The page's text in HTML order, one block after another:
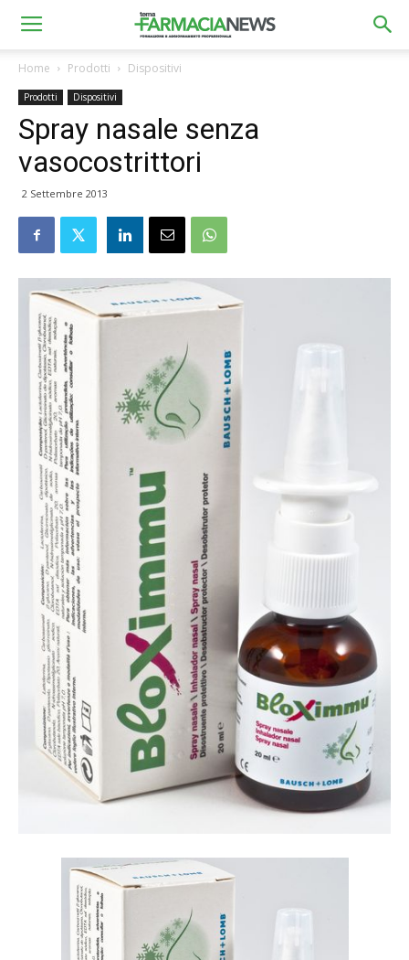
Home Prodotti Dispositivi
Prodotti Dispositivi
Spray nasale senza
vasocostrittori
2 Settembre 2013